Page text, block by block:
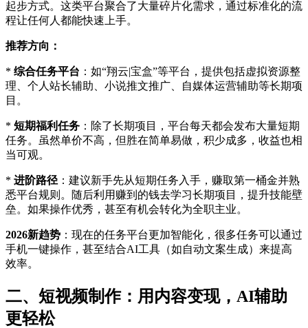
起步方式。这类平台聚合了大量碎片化需求，通过标准化的流
程让任何人都能快速上手。
推荐方向：
* 综合任务平台 ：如“翔云|宝盒”等平台，提供包括虚拟资源整
理、个人站长辅助、小说推文推广、自媒体运营辅助等长期项
目。
* 短期福利任务 ：除了长期项目，平台每天都会发布大量短期
任务。虽然单价不高，但胜在简单易做，积少成多，收益也相
当可观。
* 进阶路径 ：建议新手先从短期任务入手，赚取第一桶金并熟
悉平台规则。随后利用赚到的钱去学习长期项目，提升技能壁
垒。如果操作优秀，甚至有机会转化为全职主业。
2026新趋势 ：现在的任务平台更加智能化，很多任务可以通过
手机一键操作，甚至结合AI工具（如自动文案生成）来提高
效率。
二、短视频制作：用内容变现，AI辅助
更轻松